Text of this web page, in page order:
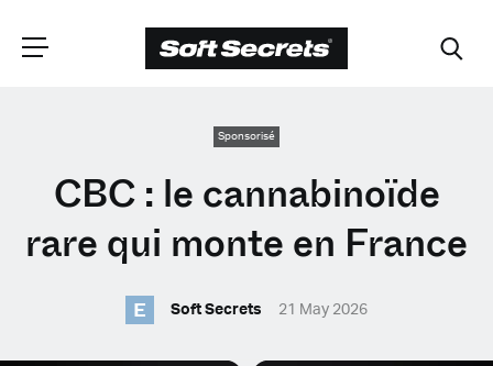
CHOISISSEZ VOTRE
EMPLACEMENT
English (United Kingdom)
Sponsorisé
CBC : le cannabinoïde
rare qui monte en France
E Soft Secrets 21 May 2026